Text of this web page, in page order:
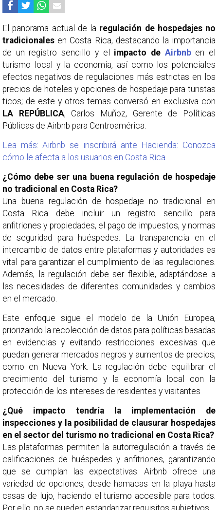
El panorama actual de la regulación de hospedajes no
tradicionales en Costa Rica, destacando la importancia
de un registro sencillo y el impacto de Airbnben el
turismo local y la economía, así como los potenciales
efectos negativos de regulaciones más estrictas en los
precios de hoteles y opciones de hospedaje para turistas
ticos; de este y otros temas conversó en exclusiva con
LA REPÚBLICA, Carlos Muñoz, Gerente de Políticas
Públicas de Airbnb para Centroamérica.
Lea más: Airbnb se inscribirá ante Hacienda: Conozca
cómo le afecta a los usuarios en Costa Rica
¿Cómo debe ser una buena regulación de hospedaje
no tradicional en Costa Rica?
Una buena regulación de hospedaje no tradicional en
Costa Rica debe incluir un registro sencillo para
anfitriones y propiedades, el pago de impuestos, y normas
de seguridad para huéspedes. La transparencia en el
intercambio de datos entre plataformas y autoridades es
vital para garantizar el cumplimiento de las regulaciones.
Además, la regulación debe ser flexible, adaptándose a
las necesidades de diferentes comunidades y cambios
en el mercado.
Este enfoque sigue el modelo de la Unión Europea,
priorizando la recolección de datos para políticas basadas
en evidencias y evitando restricciones excesivas que
puedan generar mercados negros y aumentos de precios,
como en Nueva York. La regulación debe equilibrar el
crecimiento del turismo y la economía local con la
protección de los intereses de residentes y visitantes
¿Qué impacto tendría la implementación de
inspecciones y la posibilidad de clausurar hospedajes
en el sector del turismo no tradicional en Costa Rica?
Las plataformas permiten la autorregulación a través de
calificaciones de huéspedes y anfitriones, garantizando
que se cumplan las expectativas. Airbnb ofrece una
variedad de opciones, desde hamacas en la playa hasta
casas de lujo, haciendo el turismo accesible para todos.